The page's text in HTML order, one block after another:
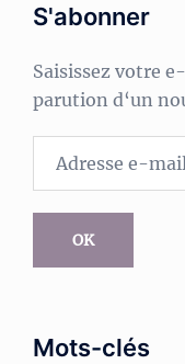
S'abonner
Saisissez votre
parution d‘un
OK
Mots-clés